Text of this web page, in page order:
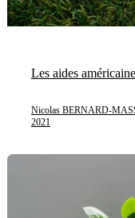
Les aides
Nicolas BERNARD-
2021